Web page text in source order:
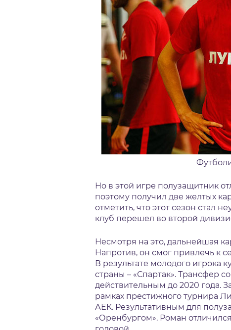
Но в этой игре полузащитник
поэтому получил две желтых
отметить, что этот сезон стал
клуб перешел во второй
Несмотря на это, дальнейшая
Напротив, он смог привлечь к
В результате молодого игрока
страны – «Спартак». Трансфер
действительным до 2020 года.
рамках престижного турнира
АЕК. Результативным для
«Оренбургом». Роман